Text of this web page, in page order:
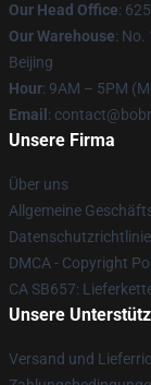
Our Head Office:
Our Warehouse: No.
Beijing
Hour: 9AM – 5PM
Email :
Unsere Firma
Über uns
Allgemeine
DMCA - Copyright
CA SB657:
Unsere
Versand und